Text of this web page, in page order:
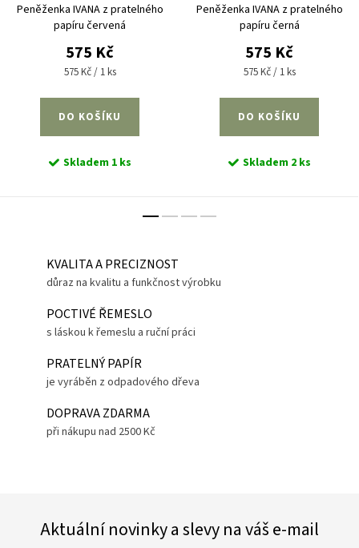
Peněženka IVANA z pratelného
papíru červená
575 Kč
Měrná
575 Kč / 1 ks
DO KOŠÍKU
Skladem 1 ks
Peněženka IVANA z pratelného
papíru černá
575 Kč
Měrná
575 Kč / 1 ks
DO KOŠÍKU
Skladem 2 ks
KVALITA A PRECIZNOST
důraz na kvalitu a funkčnost výrobku
POCTIVÉ ŘEMESLO
s láskou k řemeslu a ruční práci
PRATELNÝ PAPÍR
je vyráběn z odpadového dřeva
DOPRAVA ZDARMA
při nákupu nad 2500 Kč
Aktuální novinky a slevy na váš e-mail